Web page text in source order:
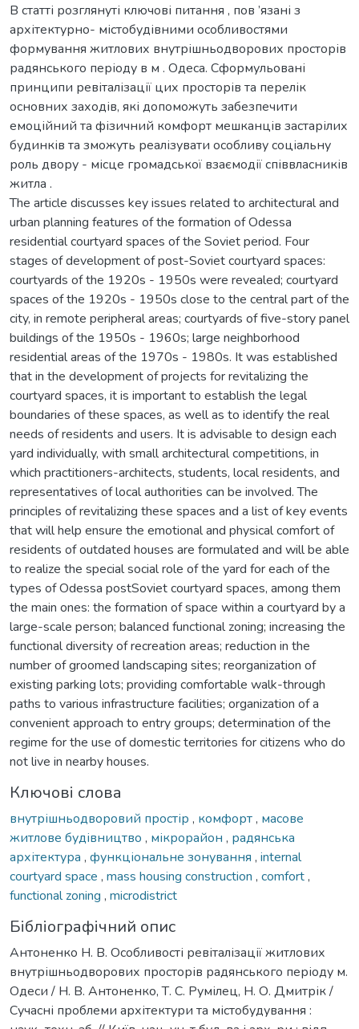
В статті розглянуті ключові питання , пов ’язані з
архітектурно- містобудівними особливостями
формування житлових внутрішньодворових просторів
радянського періоду в м . Одеса. Сформульовані
принципи ревіталізації цих просторів та перелік
основних заходів, які допоможуть забезпечити
емоційний та фізичний комфорт мешканців застарілих
будинків та зможуть реалізувати особливу соціальну
роль двору - місце громадської взаємодії співвласників
житла .
The article discusses key issues related to architectural and
urban planning features of the formation of Odessa
residential courtyard spaces of the Soviet period. Four
stages of development of post-Soviet courtyard spaces:
courtyards of the 1920s - 1950s were revealed; courtyard
spaces of the 1920s - 1950s close to the central part of the
city, in remote peripheral areas; courtyards of five-story panel
buildings of the 1950s - 1960s; large neighborhood
residential areas of the 1970s - 1980s. It was established
that in the development of projects for revitalizing the
courtyard spaces, it is important to establish the legal
boundaries of these spaces, as well as to identify the real
needs of residents and users. It is advisable to design each
yard individually, with small architectural competitions, in
which practitioners-architects, students, local residents, and
representatives of local authorities can be involved. The
principles of revitalizing these spaces and a list of key events
that will help ensure the emotional and physical comfort of
residents of outdated houses are formulated and will be able
to realize the special social role of the yard for each of the
types of Odessa postSoviet courtyard spaces, among them
the main ones: the formation of space within a courtyard by a
large-scale person; balanced functional zoning; increasing the
functional diversity of recreation areas; reduction in the
number of groomed landscaping sites; reorganization of
existing parking lots; providing comfortable walk-through
paths to various infrastructure facilities; organization of a
convenient approach to entry groups; determination of the
regime for the use of domestic territories for citizens who do
not live in nearby houses.
Ключові слова
внутрішньодворовий простір , комфорт, масове
житлове будівництво , мікрорайон , радянська
архітектура , функціональне зонування , internal
courtyard space , mass housing construction , comfort,
functional zoning , microdistrict
Бібліографічний опис
Антоненко Н. В. Особливості ревіталізації житлових
внутрішньодворових просторів радянського періоду м.
Одеси / Н. В. Антоненко, Т. С. Румілец, Н. О. Дмитрік /
Сучасні проблеми архітектури та містобудування :